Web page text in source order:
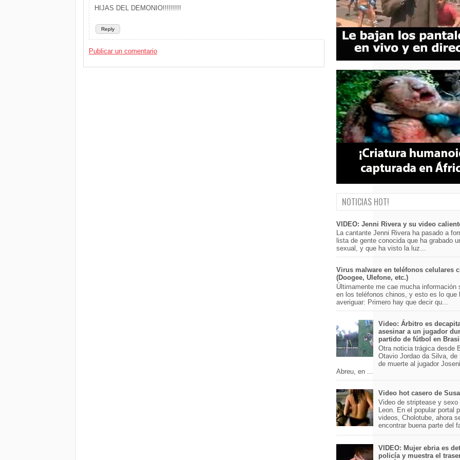
Reply
HIJAS DEL DEMONIO!!!!!!!!!
Publicar un comentario
NOTICIAS HOT!
VIDEO: Jenni Rivera y su video
La cantante Jenni Rivera ha pasado a
lista de gente conocida que ha grabado
sexual, y que ha visto la luz...
Virus malware en teléfonos celulares
(Doogee, Ulefone, etc.)
Últimamente me cae mucha información
en los teléfonos chinos, y esto es lo que
averiguar: Primero hay que decir qu...
Video: Árbitro es
asesinar a un jugador
partido de fútbol en
Otra noticia trágica desde
Otavio Jordao da Silva, de
de muerte al jugador
Abreu, en ...
Video hot casero de
Video de striptease y sexo
Leon. En el popular portal
videos, Cholotube, ahora
encontrar buena parte del
VIDEO: Mujer ebria es
policía y muestra el